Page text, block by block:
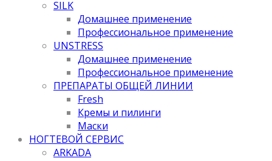
SILK
Домашнее применение
Профессиональное применение
UNSTRESS
Домашнее применение
Профессиональное применение
ПРЕПАРАТЫ ОБЩЕЙ ЛИНИИ
Fresh
Кремы и пилинги
Маски
НОГТЕВОЙ СЕРВИС
ARKADA